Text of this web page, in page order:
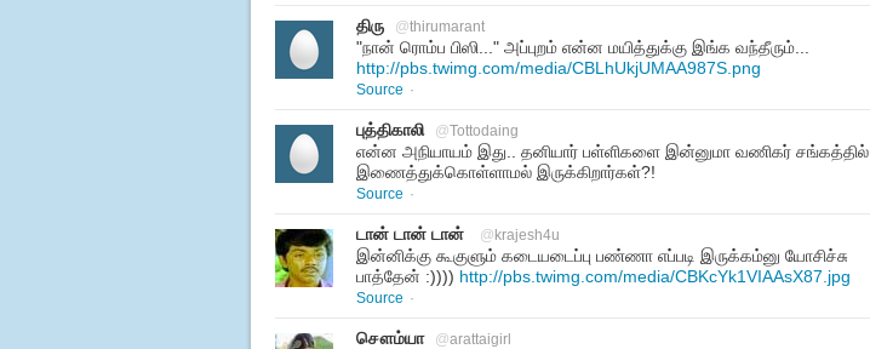
திரு @thirumarant
"நான் ரொம்ப பிஸி..." அப்புறம் என்ன மயித்துக்கு இங்க வந்தீரும்...
http://pbs.twimg.com/media/CBLhUkjUMAA987S.png
Source ·
புத்திகாலி @Tottodaing
என்ன அநியாயம் இது.. தனியார் பள்ளிகளை இன்னுமா வணிகர் சங்கத்தில்
இணைத்துக்கொள்ளாமல் இருக்கிறார்கள்?!
Source ·
டான் டான் டான் @ krajesh4u
இன்னிக்கு கூகுளும் கடையடைப்பு பண்ணா எப்படி இருக்கம்னு யோசிச்சு
பாத்தேன் :)))) http://pbs.twimg.com/media/CBKcYk1VIAAsX87.jpg
Source ·
சௌம்யா @arattaigirl